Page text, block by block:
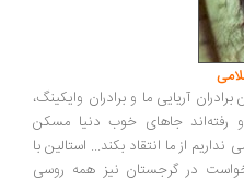
ما و برادران وایکینگ،
جاهای خوب دنیا مسکن
ما انتقاد بکند... استالین با
گرجستان نیز همه روسی